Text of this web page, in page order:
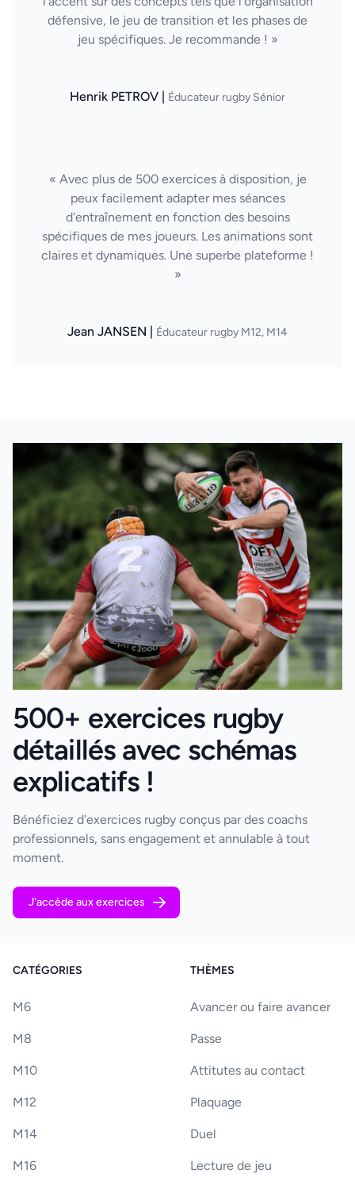
défensive, le jeu de transition et les phases de
jeu spécifiques. Je recommande ! »
Henrik PETROV | Éducateur rugby Sénior
« Avec plus de 500 exercices à disposition, je
peux facilement adapter mes séances
d'entraînement en fonction des besoins
spécifiques de mes joueurs. Les animations sont
claires et dynamiques. Une superbe plateforme !
»
Jean JANSEN | Éducateur rugby M12, M14
500+ exercices rugby
détaillés avec schémas
explicatifs !
Bénéficiez d'exercices rugby conçus par des coachs
professionnels, sans engagement et annulable à tout
moment.
J'accède aux exercices
CATÉGORIES
M6
M8
M10
M12
M14
M16
THÈMES
Avancer ou faire avancer
Passe
Attitutes au contact
Plaquage
Duel
Lecture de jeu